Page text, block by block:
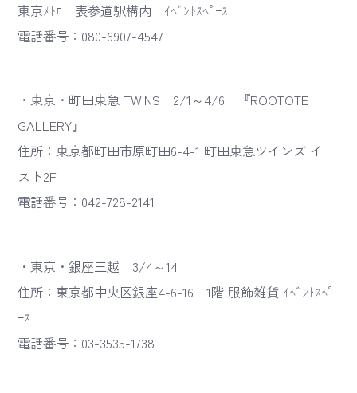
東京ﾒﾄﾛ 表参道駅構内 ｲﾍﾞﾝﾄｽﾍﾟｰｽ
電話番号：080-6907-4547
・東京・町田東急 TWINS 2/1～4/6 『ROOTOTE
GALLERY』
住所：東京都町田市原町田6-4-1 町田東急ツインズ イー
スト2F
電話番号：042-728-2141
・東京・銀座三越 3/4～14
住所：東京都中央区銀座4-6-16 1階 服飾雑貨 ｲﾍﾞﾝﾄｽﾍﾟ
ｰｽ
電話番号：03-3535-1738